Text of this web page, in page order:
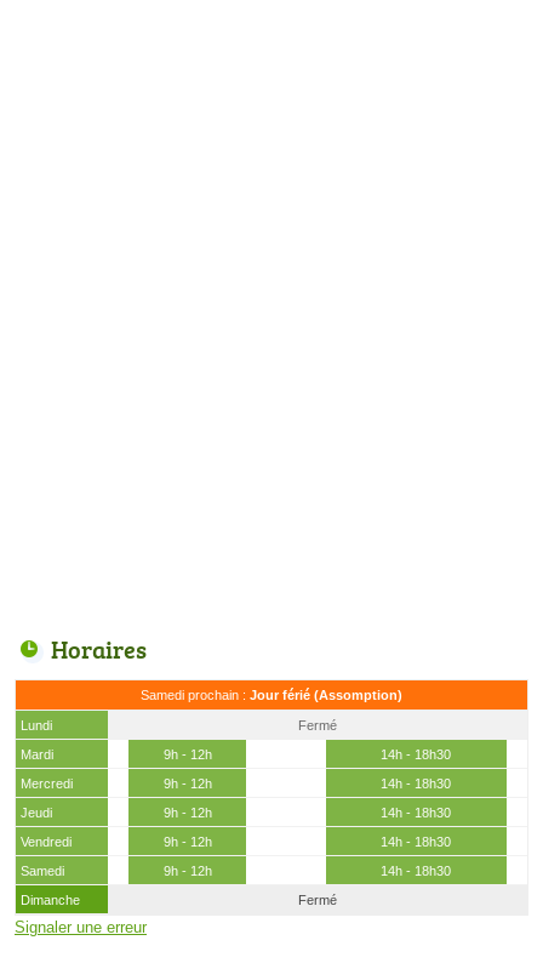
Horaires
Samedi prochain : Jour férié (Assomption)
Lundi
Fermé
Mardi
9h - 12h
14h - 18h30
Mercredi
9h - 12h
14h - 18h30
Jeudi
9h - 12h
14h - 18h30
Vendredi
9h - 12h
14h - 18h30
Samedi
9h - 12h
14h - 18h30
Dimanche
Fermé
Signaler une erreur